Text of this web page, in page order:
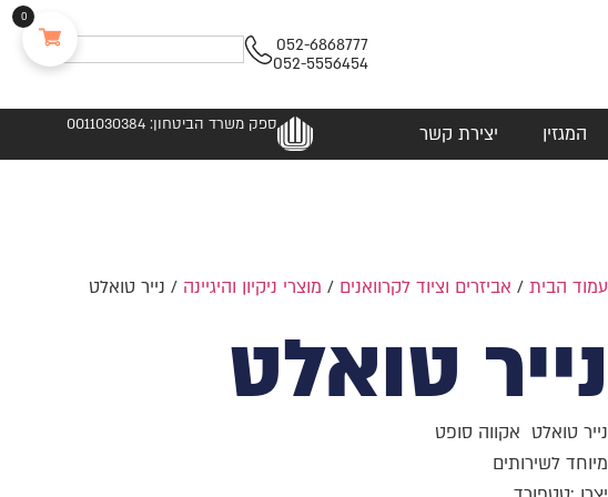
052-6868777
052-5556454
המגזין יצירת קשר ספק משרד הביטחון: 0011030384
עמוד הבית/ אביזרים וציוד לקרוואנים / מוצרי ניקיון והיגיינה / נייר טואלט
נייר טואלט
נייר טואלט אקווה סופט
מיוחד לשירותים
0